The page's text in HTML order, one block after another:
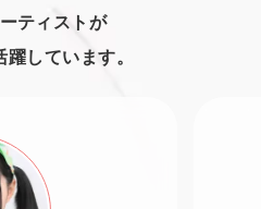
ティストが
しています。